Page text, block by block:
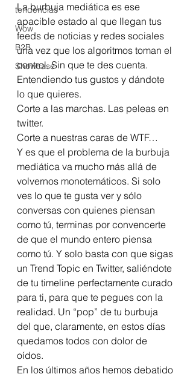
tendencias
Wow
B2B
Showcase
La burbuja mediática es ese
apacible estado al que llegan tus
feeds de noticias y redes sociales
una vez que los algoritmos toman el
control. Sin que te des cuenta.
Entendiendo tus gustos y dándote
lo que quieres.
Corte a las marchas. Las peleas en
twitter.
Corte a nuestras caras de WTF…
Y es que el problema de la burbuja
mediática va mucho más allá de
volvernos monotemáticos. Si solo
ves lo que te gusta ver y sólo
conversas con quienes piensan
como tú, terminas por convencerte
de que el mundo entero piensa
como tú. Y solo basta con que sigas
un Trend Topic en Twitter, saliéndote
de tu timeline perfectamente curado
para ti, para que te pegues con la
realidad. Un “pop” de tu burbuja
del que, claramente, en estos días
quedamos todos con dolor de
oídos.
En los últimos años hemos debatido